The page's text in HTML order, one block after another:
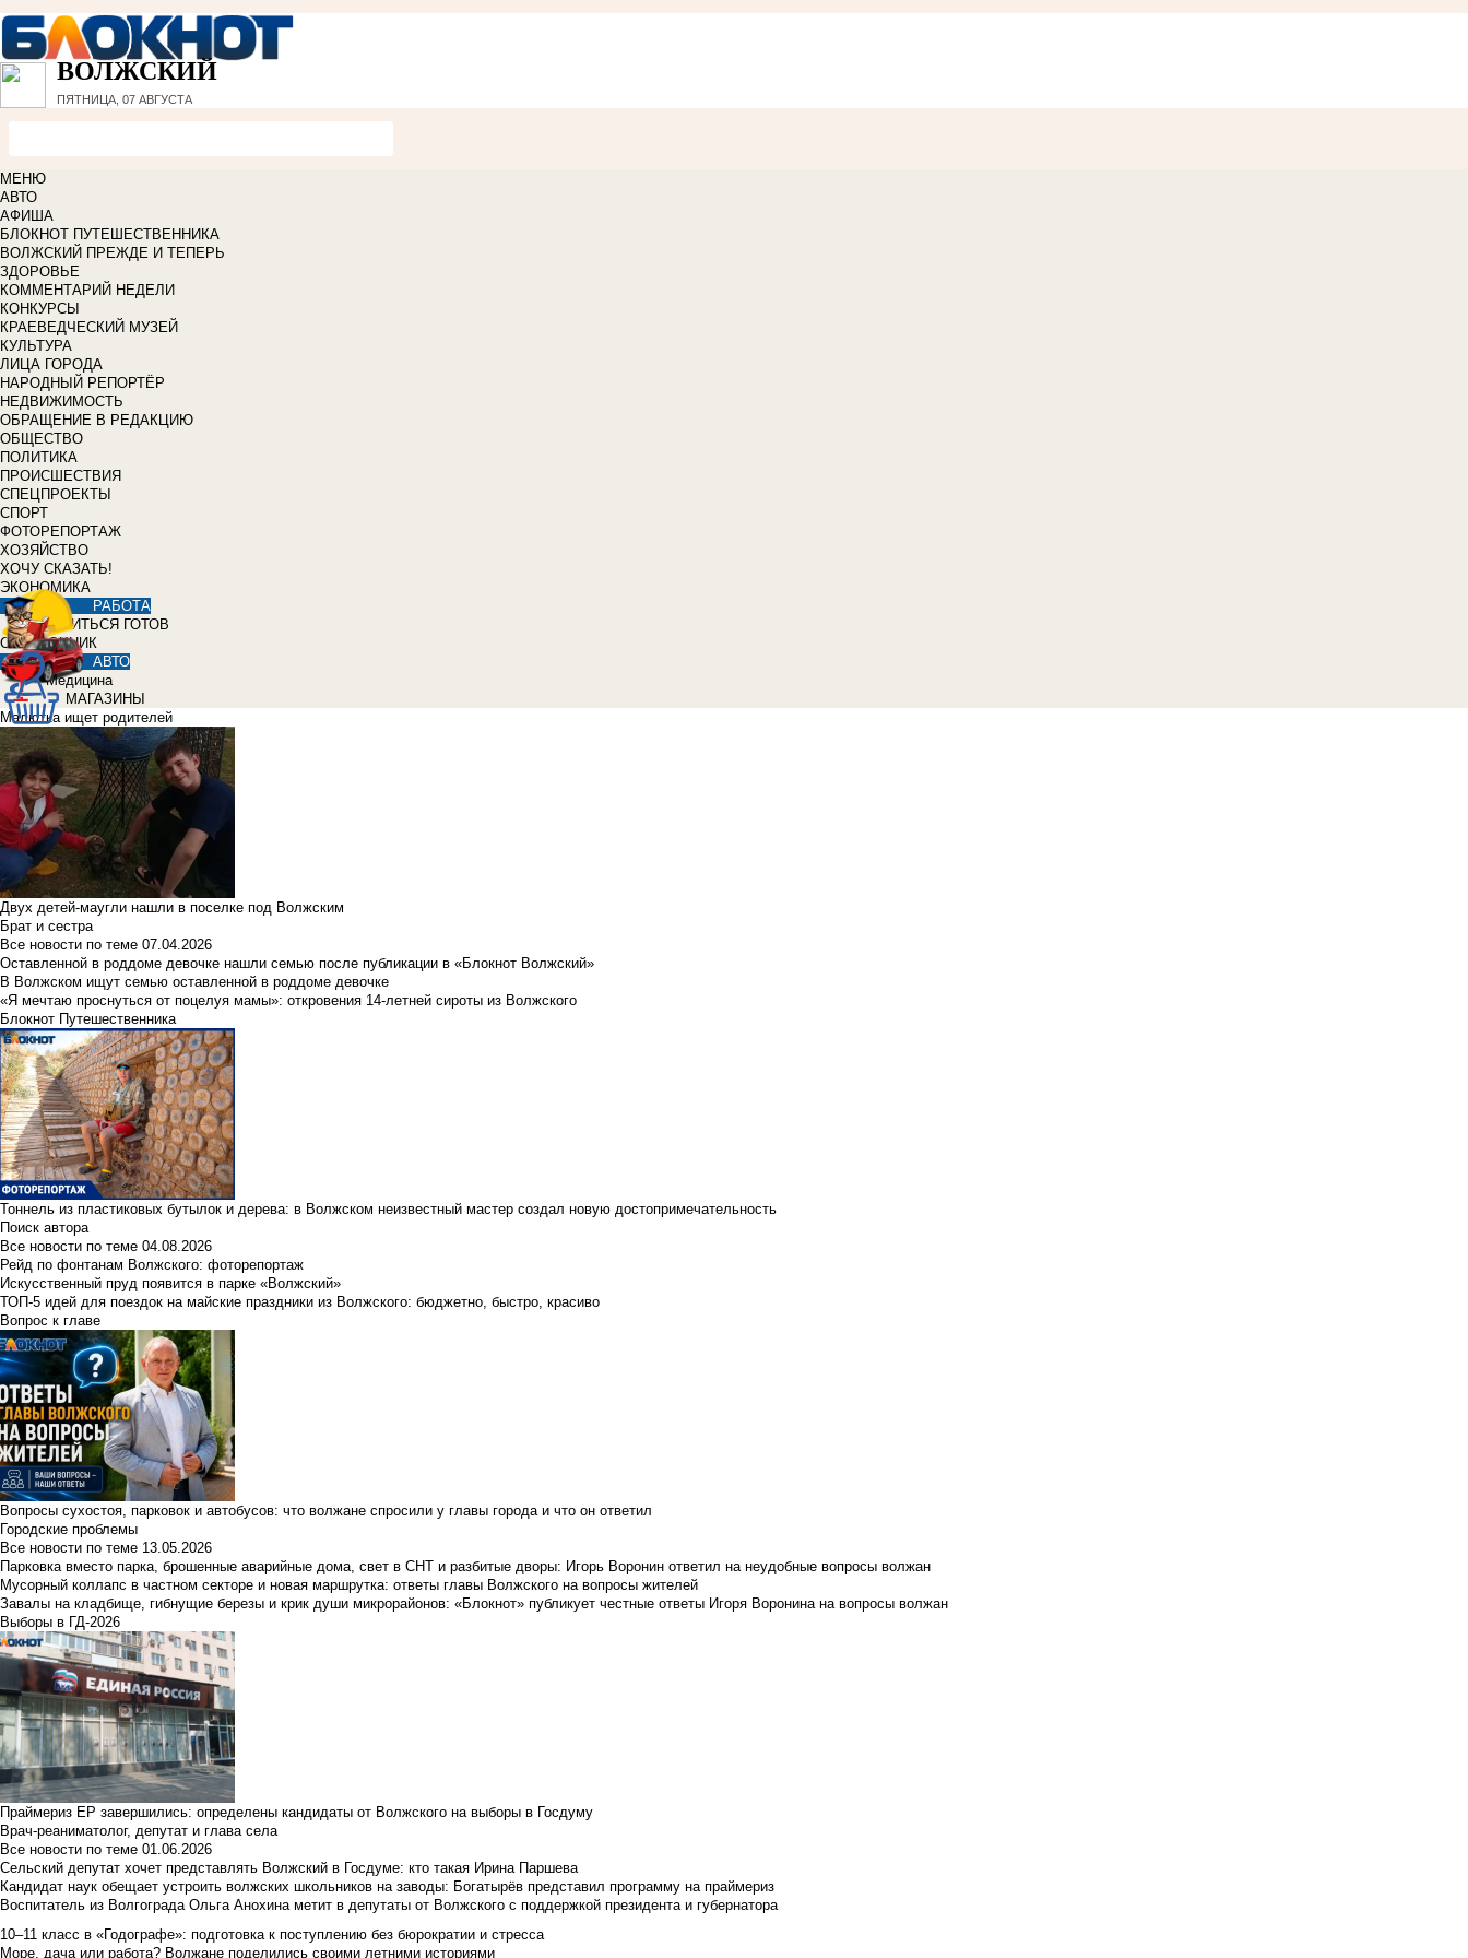
ВОЛЖСКИЙ
ПЯТНИЦА, 07 АВГУСТА
МЕНЮ
АВТО
АФИША
БЛОКНОТ ПУТЕШЕСТВЕННИКА
ВОЛЖСКИЙ ПРЕЖДЕ И ТЕПЕРЬ
ЗДОРОВЬЕ
КОММЕНТАРИЙ НЕДЕЛИ
КОНКУРСЫ
КРАЕВЕДЧЕСКИЙ МУЗЕЙ
КУЛЬТУРА
ЛИЦА ГОРОДА
НАРОДНЫЙ РЕПОРТЁР
НЕДВИЖИМОСТЬ
ОБРАЩЕНИЕ В РЕДАКЦИЮ
ОБЩЕСТВО
ПОЛИТИКА
ПРОИСШЕСТВИЯ
СПЕЦПРОЕКТЫ
СПОРТ
ФОТОРЕПОРТАЖ
ХОЗЯЙСТВО
ХОЧУ СКАЗАТЬ!
ЭКОНОМИКА
РАБОТА
УЧИТЬСЯ ГОТОВ
СПРАВОЧНИК
АВТО
Медицина
МАГАЗИНЫ
Малютка ищет родителей
Двух детей-маугли нашли в поселке под Волжским
Брат и сестра
Все новости по теме 07.04.2026
Оставленной в роддоме девочке нашли семью после публикации в «Блокнот Волжский»
В Волжском ищут семью оставленной в роддоме девочке
«Я мечтаю проснуться от поцелуя мамы»: откровения 14-летней сироты из Волжского
Блокнот Путешественника
Тоннель из пластиковых бутылок и дерева: в Волжском неизвестный мастер создал новую достопримечательность
Поиск автора
Все новости по теме 04.08.2026
Рейд по фонтанам Волжского: фоторепортаж
Искусственный пруд появится в парке «Волжский»
ТОП-5 идей для поездок на майские праздники из Волжского: бюджетно, быстро, красиво
Вопрос к главе
Вопросы сухостоя, парковок и автобусов: что волжане спросили у главы города и что он ответил
Городские проблемы
Все новости по теме 13.05.2026
Парковка вместо парка, брошенные аварийные дома, свет в СНТ и разбитые дворы: Игорь Воронин ответил на неудобные вопросы волжан
Мусорный коллапс в частном секторе и новая маршрутка: ответы главы Волжского на вопросы жителей
Завалы на кладбище, гибнущие березы и крик души микрорайонов: «Блокнот» публикует честные ответы Игоря Воронина на вопросы волжан
Выборы в ГД-2026
Праймериз ЕР завершились: определены кандидаты от Волжского на выборы в Госдуму
Врач-реаниматолог, депутат и глава села
Все новости по теме 01.06.2026
Сельский депутат хочет представлять Волжский в Госдуме: кто такая Ирина Паршева
Кандидат наук обещает устроить волжских школьников на заводы: Богатырёв представил программу на праймериз
Воспитатель из Волгограда Ольга Анохина метит в депутаты от Волжского с поддержкой президента и губернатора
10–11 класс в «Годографе»: подготовка к поступлению без бюрократии и стресса
Море, дача или работа? Волжане поделились своими летними историями